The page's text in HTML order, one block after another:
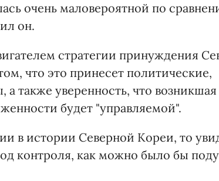
очень маловероятной по
он.
стратегии принуждения
что это принесет политические,
также уверенность, что возникшая
будет "управляемой".
в истории Северной Кореи, то
контроля, как можно было бы